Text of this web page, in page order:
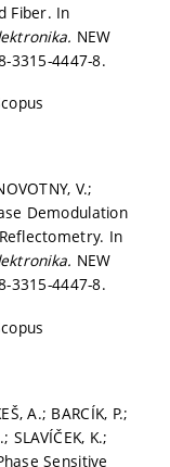
Fiber. In
NEW
3315-4447-8.
V.;
Demodulation
In
NEW
3315-4447-8.
A.; BARCÍK, P.;
SLAVÍČEK, K.;
Sensitive